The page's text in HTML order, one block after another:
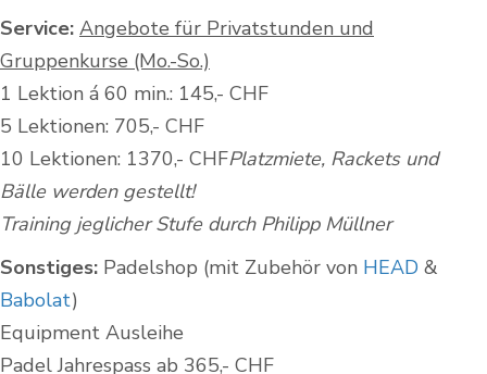
Service: Angebote für Privatstunden und
Gruppenkurse (Mo.-So.)
1 Lektion á 60 min.: 145,- CHF
5 Lektionen: 705,- CHF
10 Lektionen: 1370,- CHFPlatzmiete, Rackets und
Bälle werden gestellt!
Training jeglicher Stufe durch Philipp Müllner
Sonstiges: Padelshop (mit Zubehör von HEAD &
Babolat)
Equipment Ausleihe
Padel Jahrespass ab 365,- CHF